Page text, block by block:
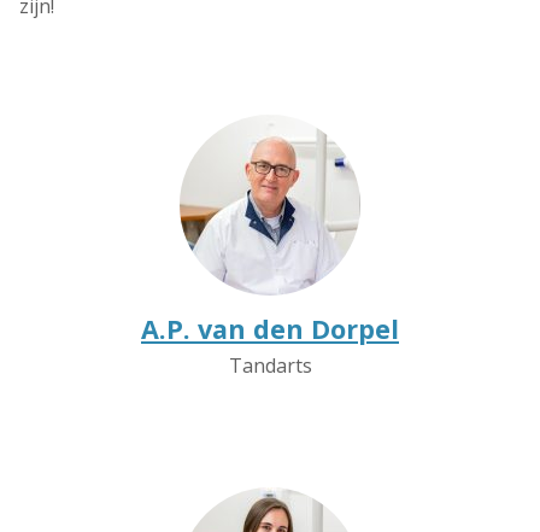
zijn!
A.P. van den Dorpel
Tandarts